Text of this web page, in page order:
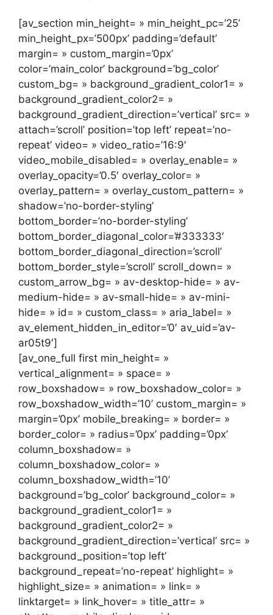
[av_section min_height= » min_height_pc=’25’
min_height_px=’500px’ padding=’default’
margin= » custom_margin=’0px’
color=’main_color’ background=’bg_color’
custom_bg= » background_gradient_color1= »
background_gradient_color2= »
background_gradient_direction=’vertical’ src= »
attach=’scroll’ position=’top left’ repeat=’no-
repeat’ video= » video_ratio=’16:9′
video_mobile_disabled= » overlay_enable= »
overlay_opacity=’0.5′ overlay_color= »
overlay_pattern= » overlay_custom_pattern= »
shadow=’no-border-styling’
bottom_border=’no-border-styling’
bottom_border_diagonal_color=’#333333′
bottom_border_diagonal_direction=’scroll’
bottom_border_style=’scroll’ scroll_down= »
custom_arrow_bg= » av-desktop-hide= » av-
medium-hide= » av-small-hide= » av-mini-
hide= » id= » custom_class= » aria_label= »
av_element_hidden_in_editor=’0′ av_uid=’av-
ar05t9′]
[av_one_full first min_height= »
vertical_alignment= » space= »
row_boxshadow= » row_boxshadow_color= »
row_boxshadow_width=’10’ custom_margin= »
margin=’0px’ mobile_breaking= » border= »
border_color= » radius=’0px’ padding=’0px’
column_boxshadow= »
column_boxshadow_color= »
column_boxshadow_width=’10’
background=’bg_color’ background_color= »
background_gradient_color1= »
background_gradient_color2= »
background_gradient_direction=’vertical’ src= »
background_position=’top left’
background_repeat=’no-repeat’ highlight= »
highlight_size= » animation= » link= »
linktarget= » link_hover= » title_attr= »